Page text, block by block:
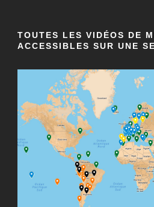
TOUTES LES VIDÉOS DE
ACCESSIBLES SUR UNE